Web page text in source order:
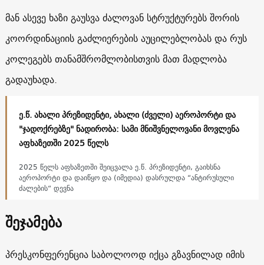
მან ასევე ხაზი გაუსვა ძალოვან სტრუქტურებს შორის
კოორდინაციის გაძლიერების აუცილებლობას და რუს
კოლეგებს თანამშრომლობისთვის მათ მადლობა
გადაუხადა.
ე.წ. ახალი პრეზიდენტი, ახალი (ძველი) აეროპორტი და
"ჯადოქრებზე" ნადირობა: სამი მნიშვნელოვანი მოვლენა
აფხაზეთში 2025 წელს
2025 წელს აფხაზეთში შეიცვალა ე.წ. პრეზიდენტი, გაიხსნა
აეროპორტი და დაიწყო და (იმედია) დასრულდა “ანტირუსული
ძალების“ დევნა
შეჯამება
პრესკონფერენცია საბოლოოდ იქცა გზავნილად იმის